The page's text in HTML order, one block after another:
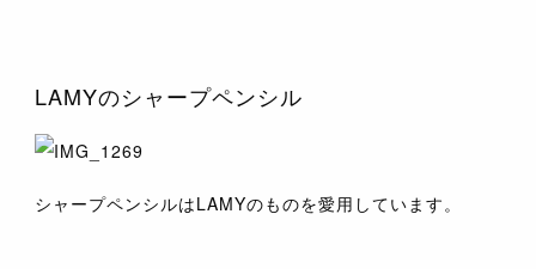
LAMYのシャープペンシル
シャープペンシルはLAMYのものを愛用しています。